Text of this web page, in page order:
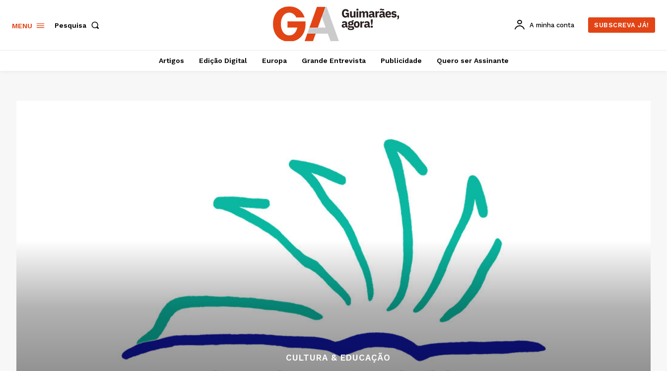
MENU Pesquisa A minha conta SUBSCREVA JÁ!
Artigos Edição Digital Europa Grande Entrevista Publicidade Quero ser Assinante
CULTURA & EDUCAÇÃO